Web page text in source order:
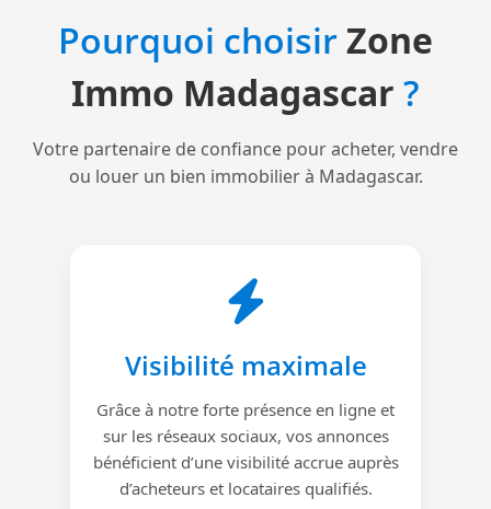
Pourquoi choisirZone
Immo Madagascar ?
Votre partenaire de confiance pour acheter, vendre
ou louer un bien immobilier à Madagascar.
Visibilité maximale
Grâce à notre forte présence en ligne et
sur les réseaux sociaux, vos annonces
bénéficient d’une visibilité accrue auprès
d’acheteurs et locataires qualifiés.